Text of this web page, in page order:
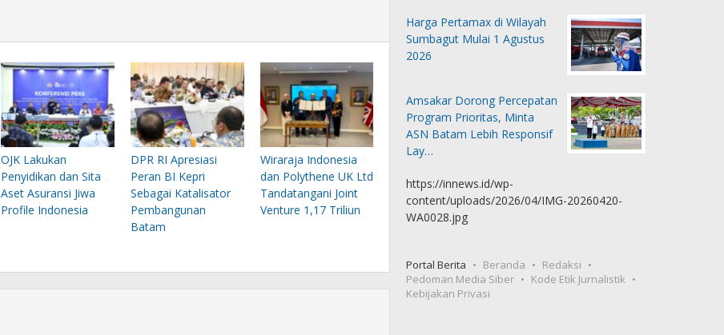
OJK Lakukan
Penyidikan dan Sita
Aset Asuransi Jiwa
Profile Indonesia
DPR RI Apresiasi
Peran BI Kepri
Sebagai Katalisator
Pembangunan
Batam
Wiraraja Indonesia
dan Polythene UK Ltd
Tandatangani Joint
Venture 1,17 Triliun
Harga Pertamax di Wilayah
Sumbagut Mulai 1 Agustus
2026
Amsakar Dorong Percepatan
Program Prioritas, Minta
ASN Batam Lebih Responsif
Lay…
https://innews.id/wp-
content/uploads/2026/04/IMG-20260420-
WA0028.jpg
Portal Berita Beranda
Redaksi
Pedoman Media Siber
Kode Etik Jurnalistik
Kebijakan Privasi